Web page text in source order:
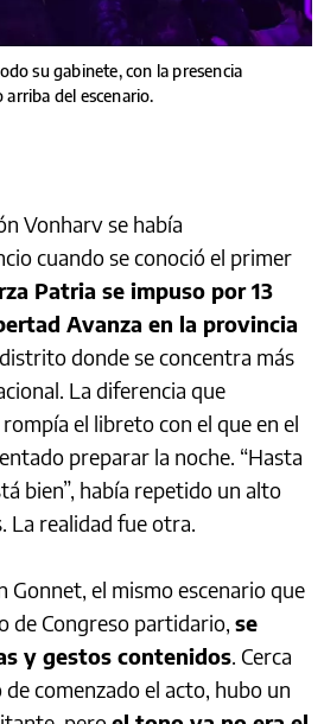
su gabinete, con la presencia
del escenario.
Vonharv se había
cuando se conoció el primer
Patria se impuso por 13
Avanza en la provincia
donde se concentra más
La diferencia que
el libreto con el que en el
preparar la noche. “Hasta
bien”, había repetido un alto
La realidad fue otra.
Gonnet, el mismo escenario que
de Congreso partidario, se
y gestos contenidos. Cerca
comenzado el acto, hubo un